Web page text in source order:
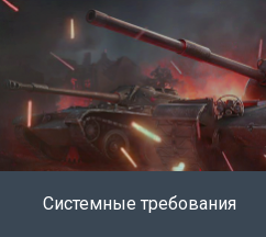
Системные требования